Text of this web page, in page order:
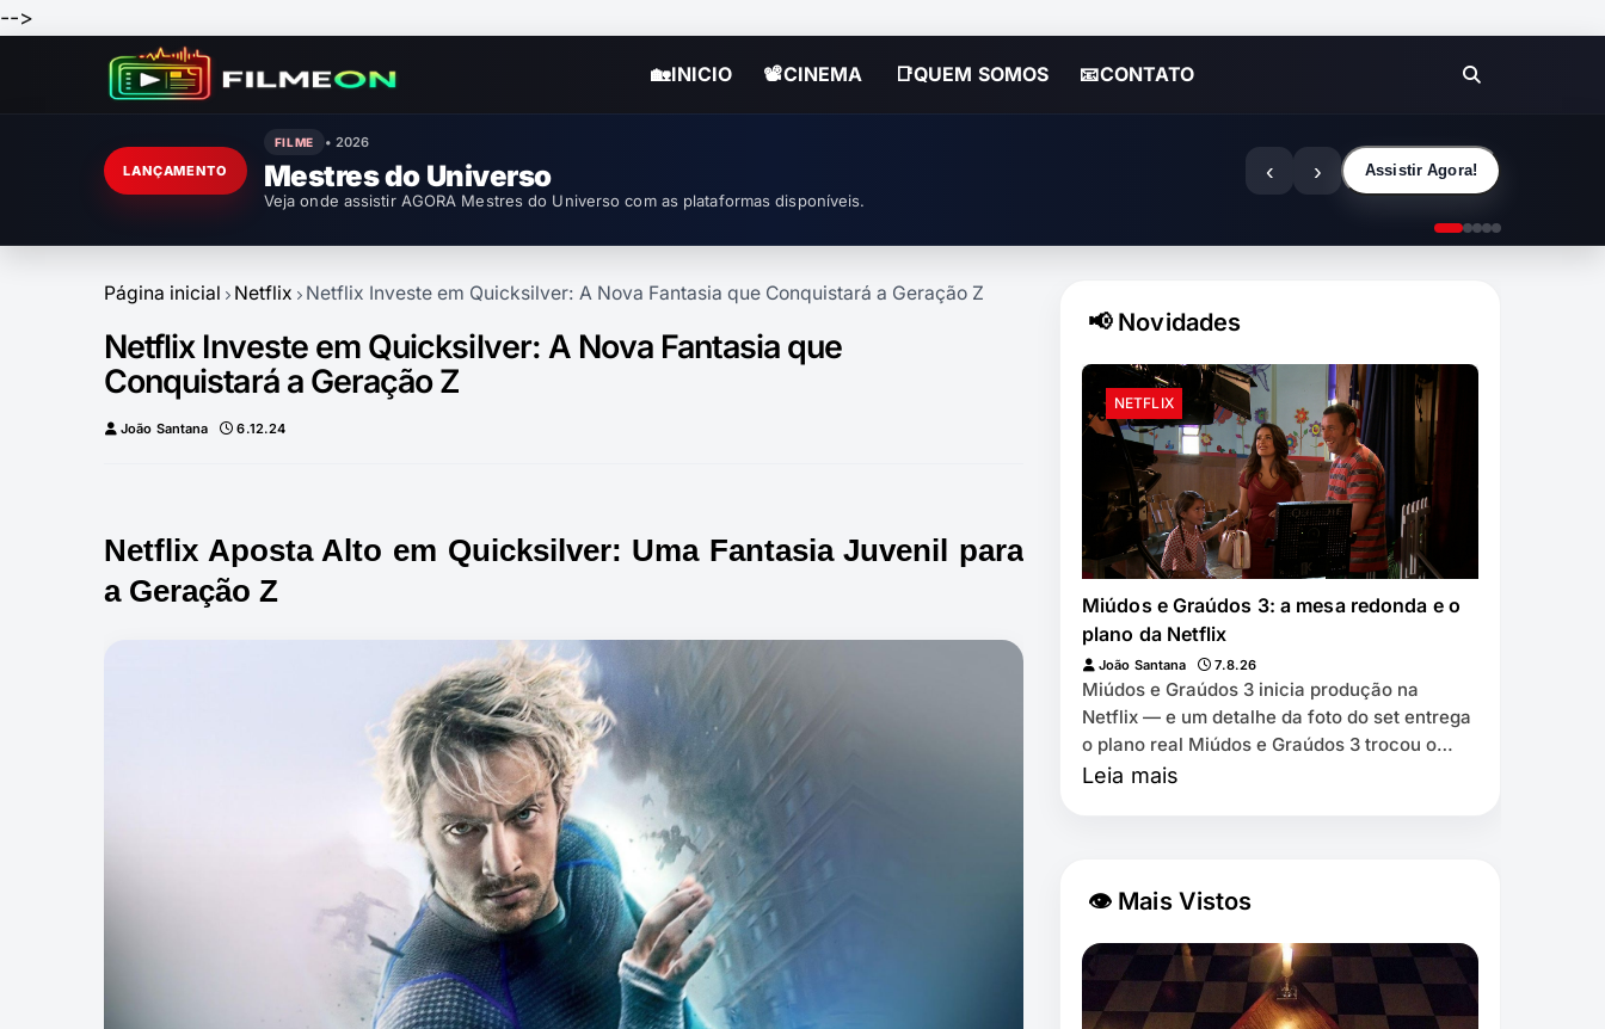
-->
🏡INICIO 📽CINEMA 📑QUEM SOMOS 📧CONTATO
LANÇAMENTO
FILME • 2026
Mestres do Universo
Veja onde assistir AGORA Mestres do Universo com as plataformas disponíveis.
‹ › Assistir Agora!
Página inicial Netflix Netflix Investe em Quicksilver: A Nova Fantasia que Conquistará a Geração Z
Netflix Investe em Quicksilver: A Nova Fantasia que
Conquistará a Geração Z
João Santana 6.12.24
Netflix Aposta Alto em Quicksilver: Uma Fantasia Juvenil para
a Geração Z
📢 Novidades
NETFLIX
Miúdos e Graúdos 3: a mesa redonda e o
plano da Netflix
João Santana 7.8.26
Miúdos e Graúdos 3 inicia produção na
Netflix — e um detalhe da foto do set entrega
o plano real Miúdos e Graúdos 3 trocou o
Leia mais
👁 Mais Vistos